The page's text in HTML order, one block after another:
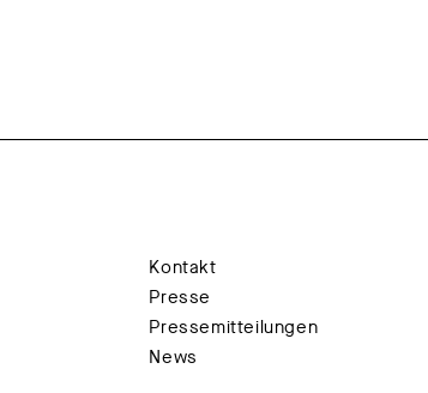
Kontakt
Presse
Pressemitteilungen
News